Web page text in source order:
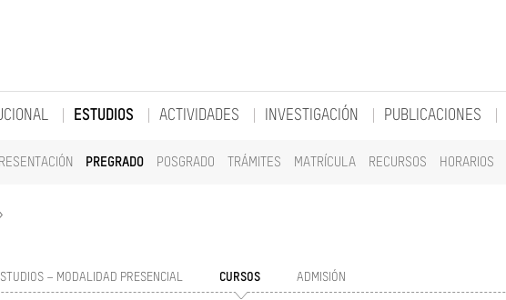
ESTUDIOS
PREGRADO POSGRADO TRÁMITES MATRÍCULA RECURSOS HORARIOS
ACTIVIDADES INVESTIGACIÓN PUBLICACIONES
– MODALIDAD PRESENCIAL CURSOS ADMISIÓN